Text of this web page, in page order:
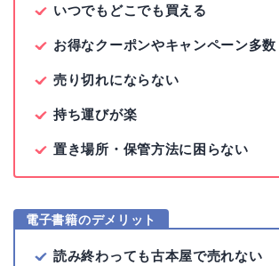
いつでもどこでも買える
お得なクーポンやキャンペーン多数
売り切れにならない
持ち運びが楽
置き場所・保管方法に困らない
電子書籍のデメリット
読み終わっても古本屋で売れない